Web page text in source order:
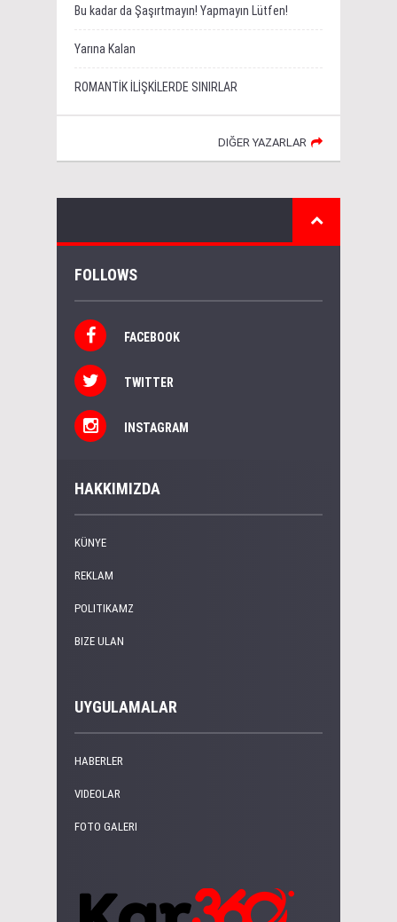
Bu kadar da Şaşırtmayın! Yapmayın Lütfen!
Yarına Kalan
ROMANTİK İLİŞKİLERDE SINIRLAR
DIĞER YAZARLAR
FOLLOWS
FACEBOOK
TWITTER
INSTAGRAM
HAKKIMIZDA
KÜNYE
REKLAM
POLITIKAMZ
BIZE ULAN
UYGULAMALAR
HABERLER
VIDEOLAR
FOTO GALERI